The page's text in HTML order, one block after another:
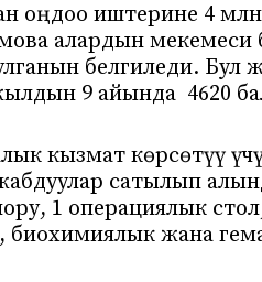
иштерине 4 млн
алардын мекемеси
белгиледи. Бул
9 айында 4620
кызмат көрсөтүү
сатылып
1 операциялык
биохимиялык жана